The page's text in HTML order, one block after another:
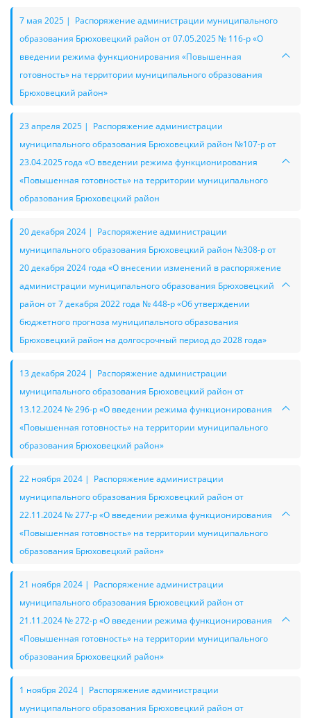
7 мая 2025 | Распоряжение администрации муниципального
образования Брюховецкий район от 07.05.2025 № 116-р «О
введении режима функционирования «Повышенная
готовность» на территории муниципального образования
Брюховецкий район»
23 апреля 2025 | Распоряжение администрации
муниципального образования Брюховецкий район №107-р от
23.04.2025 года «О введении режима функционирования
«Повышенная готовность» на территории муниципального
образования Брюховецкий район
20 декабря 2024 | Распоряжение администрации
муниципального образования Брюховецкий район №308-р от
20 декабря 2024 года «О внесении изменений в распоряжение
администрации муниципального образования Брюховецкий
район от 7 декабря 2022 года № 448-р «Об утверждении
бюджетного прогноза муниципального образования
Брюховецкий район на долгосрочный период до 2028 года»
13 декабря 2024 | Распоряжение администрации
муниципального образования Брюховецкий район от
13.12.2024 № 296-р «О введении режима функционирования
«Повышенная готовность» на территории муниципального
образования Брюховецкий район»
22 ноября 2024 | Распоряжение администрации
муниципального образования Брюховецкий район от
22.11.2024 № 277-р «О введении режима функционирования
«Повышенная готовность» на территории муниципального
образования Брюховецкий район»
21 ноября 2024 | Распоряжение администрации
муниципального образования Брюховецкий район от
21.11.2024 № 272-р «О введении режима функционирования
«Повышенная готовность» на территории муниципального
образования Брюховецкий район»
1 ноября 2024 | Распоряжение администрации
муниципального образования Брюховецкий район от